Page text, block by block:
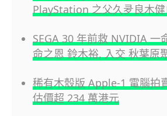
PlayStation 之父久夛良木
SEGA 30 年前救 NVIDIA 一
命之恩 鈴木裕, 入交 秋葉原
稀有木殼版 Apple-1 電腦拍
估價超 234 萬港元